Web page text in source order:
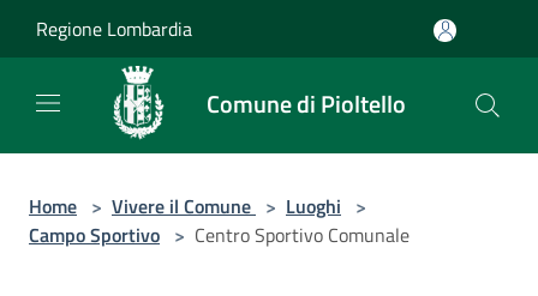
Regione Lombardia
Comune di Pioltello
Home > Vivere il Comune > Luoghi >
Campo Sportivo > Centro Sportivo Comunale